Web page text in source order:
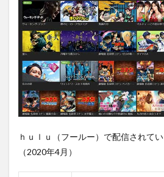
ｈｕｌｕ（フールー）で配信されてい
（2020年4月）